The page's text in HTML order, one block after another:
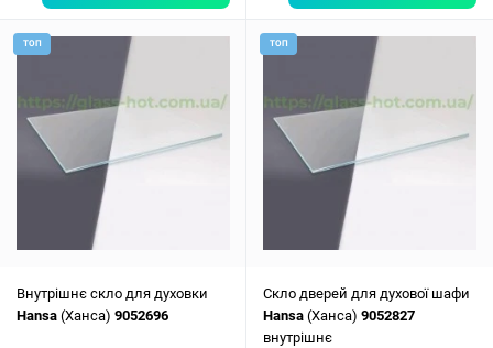
ТОП
Внутрішнє скло для духовки
Hansa (Ханса) 9052696
ТОП
Скло дверей для духової шафи
Hansa (Ханса) 9052827
внутрішнє